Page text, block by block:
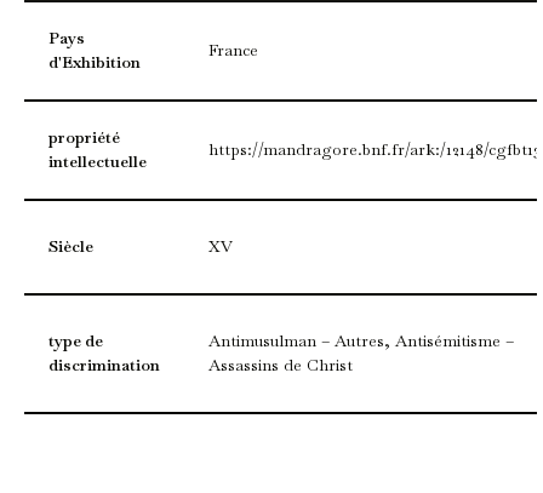
Pays
d'Exhibition
France
propriété
intellectuelle
https://mandragore.bnf.fr/ark:/12148/
Siècle XV
type de
discrimination
Antimusulman – Autres, Antisémitisme –
Assassins de Christ